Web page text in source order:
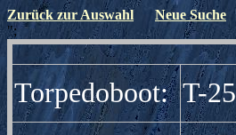
Zurück zur Auswahl Neue Suche
";
Torpedoboot: T-25